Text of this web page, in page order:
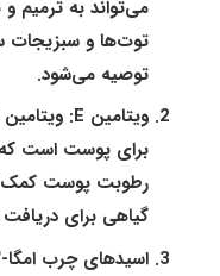
می‌تواند به ترمیم
توت‌ها و سبزیجات
توصیه می‌شود.
ویتامین E:
برای پوست است
رطوبت پوست کمک
گیاهی برای
اسیدهای چرب امگا-۳: